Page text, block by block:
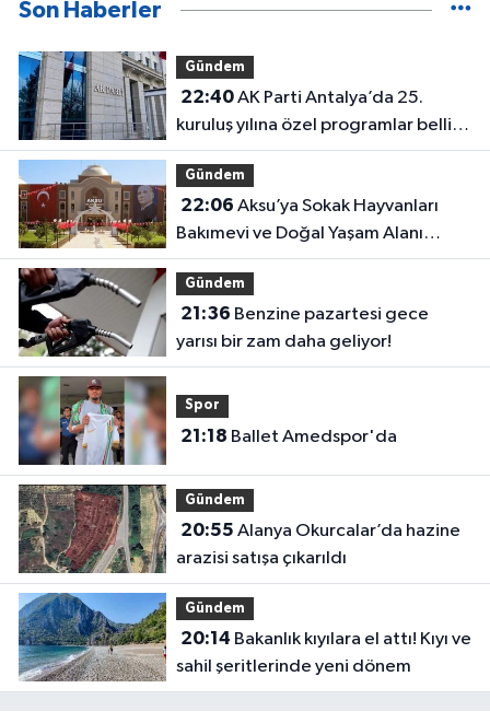
Son Haberler
Gündem
22:40AK Parti Antalya’da 25.
kuruluş yılına özel programlar belli
oldu
Gündem
22:06
Bakımevi ve Doğal Yaşam Alanı
geliyor
Gündem
21:36
yarısı bir zam daha geliyor!
Spor
21:18 Ballet Amedspor'da
Gündem
20:55
arazisi satışa çıkarıldı
Gündem
20:14
sahil şeritlerinde yeni dönem